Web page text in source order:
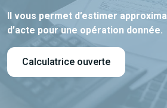
Il vous permet d’estimer
d’acte pour une opération donnée.
Calculatrice ouverte